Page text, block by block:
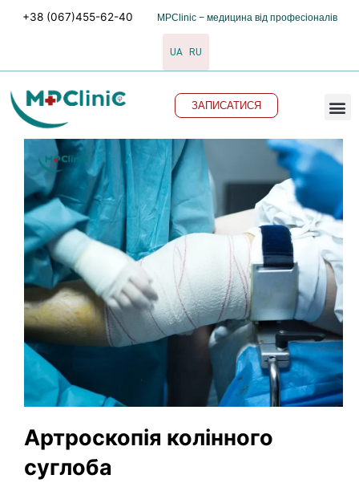
+38 (067)455-62-40 MPClinic − медицина від професіоналів
UA RU
ЗАПИСАТИСЯ
Артроскопія колінного
суглоба